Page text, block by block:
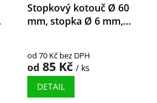
Stopkový kotouč Ø 60
mm, stopka Ø 6 mm,
od 70 Kč bez DPH
od 85 Kč / ks
DETAIL